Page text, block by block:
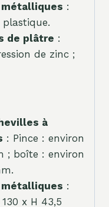
:
de plâtre :
de zinc ;
à
: Pince : environ
; boîte : environ
:
x H 43,5